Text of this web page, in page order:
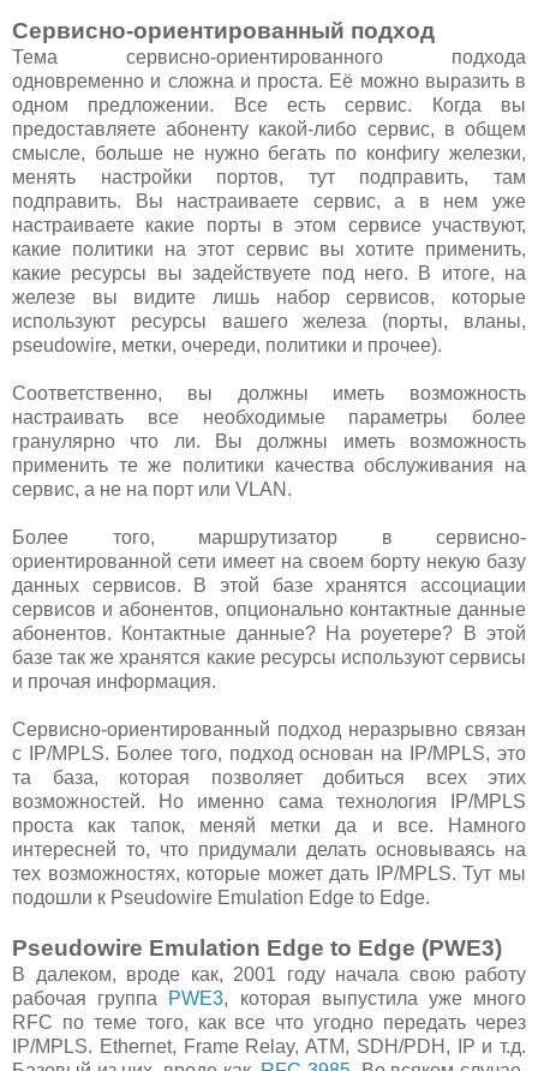
Сервисно-ориентированный подход
Тема сервисно-ориентированного подхода
одновременно и сложна и проста. Её можно выразить в
одном предложении. Все есть сервис. Когда вы
предоставляете абоненту какой-либо сервис, в общем
смысле, больше не нужно бегать по конфигу железки,
менять настройки портов, тут подправить, там
подправить. Вы настраиваете сервис, а в нем уже
настраиваете какие порты в этом сервисе участвуют,
какие политики на этот сервис вы хотите применить,
какие ресурсы вы задействуете под него. В итоге, на
железе вы видите лишь набор сервисов, которые
используют ресурсы вашего железа (порты, вланы,
pseudowire, метки, очереди, политики и прочее).
Соответственно, вы должны иметь возможность
настраивать все необходимые параметры более
гранулярно что ли. Вы должны иметь возможность
применить те же политики качества обслуживания на
сервис, а не на порт или VLAN.
Более того, маршрутизатор в сервисно-
ориентированной сети имеет на своем борту некую базу
данных сервисов. В этой базе хранятся ассоциации
сервисов и абонентов, опционально контактные данные
абонентов. Контактные данные? На роуетере? В этой
базе так же хранятся какие ресурсы используют сервисы
и прочая информация.
Сервисно-ориентированный подход неразрывно связан
с IP/MPLS. Более того, подход основан на IP/MPLS, это
та база, которая позволяет добиться всех этих
возможностей. Но именно сама технология IP/MPLS
проста как тапок, меняй метки да и все. Намного
интересней то, что придумали делать основываясь на
тех возможностях, которые может дать IP/MPLS. Тут мы
подошли к Pseudowire Emulation Edge to Edge.
Pseudowire Emulation Edge to Edge (PWE3)
В далеком, вроде как, 2001 году начала свою работу
рабочая группа PWE3, которая выпустила уже много
RFC по теме того, как все что угодно передать через
IP/MPLS. Ethernet, Frame Relay, ATM, SDH/PDH, IP и т.д.